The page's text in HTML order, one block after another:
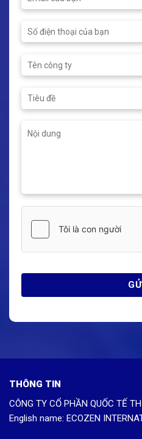
THÔNG TIN
CÔNG TY CỔ PHẦN QUỐC TẾ
English name: ECOZEN